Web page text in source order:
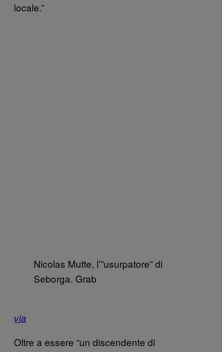
locale.”
Nicolas Mutte, l’”usurpatore” di
Seborga. Grab
via
Oltre a essere “un discendente di